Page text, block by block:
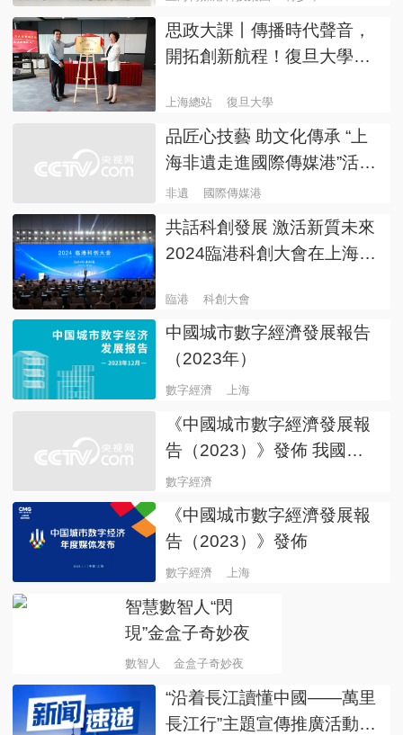
思政大課丨傳播時代聲音，
開拓創新航程！復旦大學實
站
上海總站 復旦大學
品匠心技藝 助文化傳承 “上
海非遺走進國際傳媒港”活動
啟動
非遺 國際傳媒港
共話科創發展 激活新質未來
2024臨港科創大會在上海舉
臨港 科創大會
中國城市數字經濟發展報告
（2023年）
數字經濟 上海
《中國城市數字經濟發展報
告（2023）》發佈 我國數
字經濟規模超50萬億元！
數字經濟
《中國城市數字經濟發展報
告（2023）》發佈
數字經濟 上海
智慧數智人“閃
現”金盒子奇妙夜
數智人 金盒子奇妙夜
“沿着長江讀懂中國——萬里
長江行”主題宣傳推廣活動在